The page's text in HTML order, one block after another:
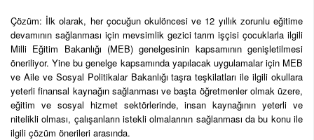
Çözüm: İlk olarak, her çocuğun okulöncesi ve 12 yıllık zorunlu eğitime
devamının sağlanması için mevsimlik gezici tarım işçisi çocuklarla ilgili
Milli Eğitim Bakanlığı (MEB) genelgesinin kapsamının genişletilmesi
öneriliyor. Yine bu genelge kapsamında yapılacak uygulamalar için MEB
ve Aile ve Sosyal Politikalar Bakanlığı taşra teşkilatları ile ilgili okullara
yeterli finansal kaynağın sağlanması ve başta öğretmenler olmak üzere,
eğitim ve sosyal hizmet sektörlerinde, insan kaynağının yeterli ve
nitelikli olması, çalışanların istekli olmalarının sağlanması da bu konu ile
ilgili çözüm önerileri arasında.